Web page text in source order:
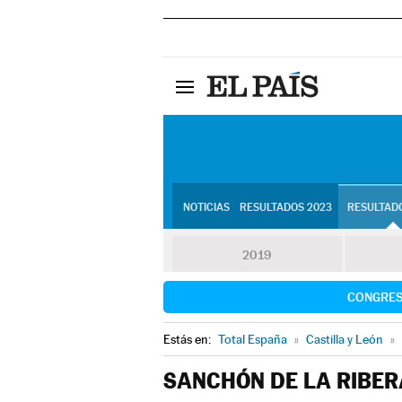
NOTICIAS RESULTADOS 2023
2019
Estás en: Total España » Castilla y León »
SANCHÓN DE LA